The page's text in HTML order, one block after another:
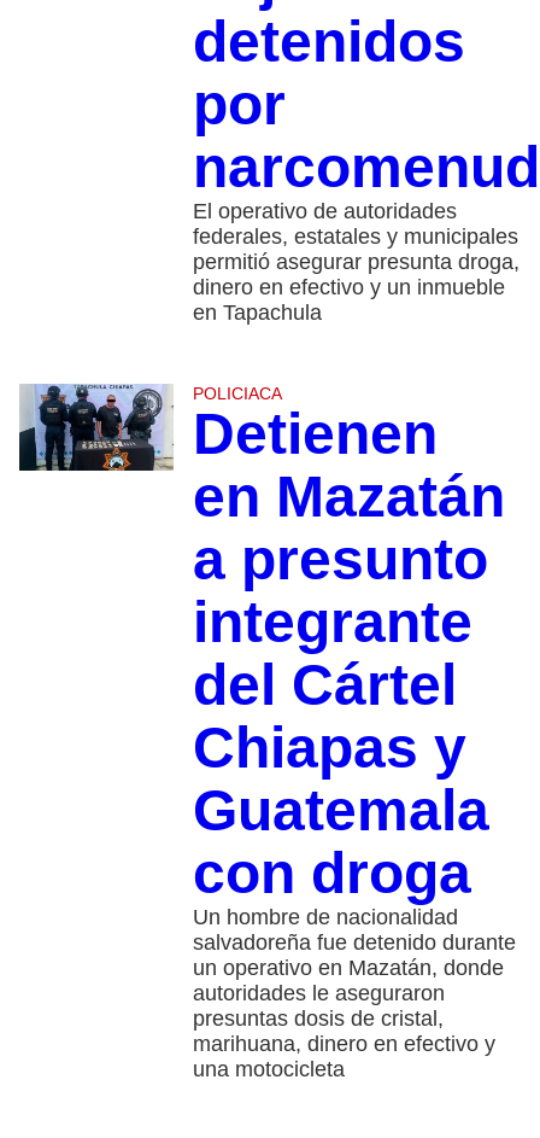
detenidos
por
El operativo de autoridades
federales, estatales y municipales
permitió asegurar presunta droga,
dinero en efectivo y un inmueble
en Tapachula
POLICIACA
Detienen
en Mazatán
a presunto
integrante
del Cártel
Chiapas y
Guatemala
con droga
Un hombre de nacionalidad
salvadoreña fue detenido durante
un operativo en Mazatán, donde
autoridades le aseguraron
presuntas dosis de cristal,
marihuana, dinero en efectivo y
una motocicleta